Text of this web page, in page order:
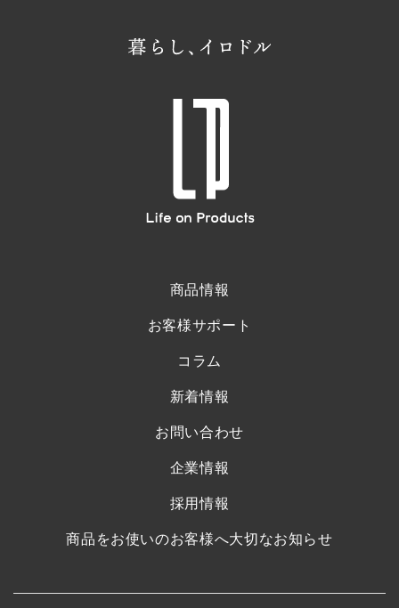
商品情報
お客様サポート
コラム
新着情報
お問い合わせ
企業情報
採用情報
商品をお使いのお客様へ大切なお知らせ